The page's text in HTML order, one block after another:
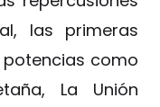
las primeras
como
La Unión